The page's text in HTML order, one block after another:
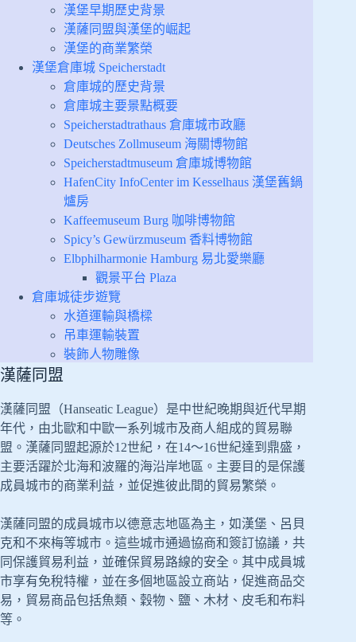
漢堡早期歷史背景
漢薩同盟與漢堡的崛起
漢堡的商業繁榮
漢堡倉庫城 Speicherstadt
倉庫城的歷史背景
倉庫城主要景點概要
Speicherstadtrathaus 倉庫城市政廳
Deutsches Zollmuseum 海關博物館
Speicherstadtmuseum 倉庫城博物館
HafenCity InfoCenter im Kesselhaus 漢堡舊鍋
爐房
Kaffeemuseum Burg 咖啡博物館
Spicy’s Gewürzmuseum 香料博物館
Elbphilharmonie Hamburg 易北愛樂廳
觀景平台 Plaza
倉庫城徒步遊覽
水道運輸與橋樑
吊車運輸裝置
裝飾人物雕像
漢薩同盟
漢薩同盟（Hanseatic League）是中世紀晚期與近代早期
年代，由北歐和中歐一系列城市及商人組成的貿易聯
盟。漢薩同盟起源於12世紀，在14～16世紀達到鼎盛，
主要活躍於北海和波羅的海沿岸地區。主要目的是保護
成員城市的商業利益，並促進彼此間的貿易繁榮。
漢薩同盟的成員城市以德意志地區為主，如漢堡、呂貝
克和不來梅等城市。這些城市通過協商和簽訂協議，共
同保護貿易利益，並確保貿易路線的安全。其中成員城
市享有免稅特權，並在多個地區設立商站，促進商品交
易，貿易商品包括魚類、穀物、鹽、木材、皮毛和布料
等。